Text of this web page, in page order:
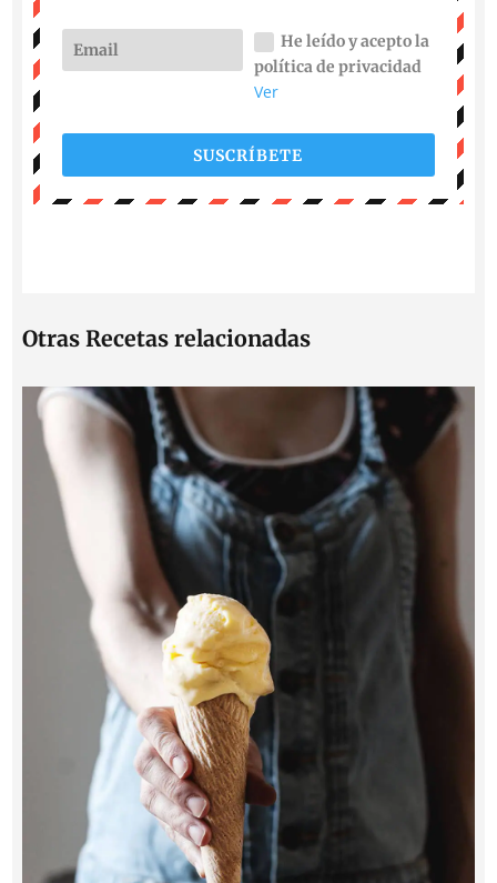
He leído y acepto la
política de privacidad
Ver
SUSCRÍBETE
Otras Recetas relacionadas